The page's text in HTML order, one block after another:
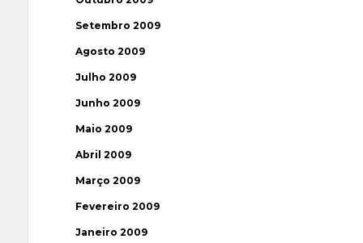
Setembro 2009
Agosto 2009
Julho 2009
Junho 2009
Maio 2009
Abril 2009
Março 2009
Fevereiro 2009
Janeiro 2009